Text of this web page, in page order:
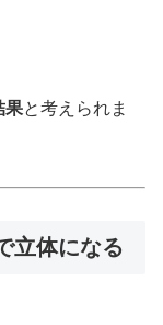
果と考えられま
立体になる